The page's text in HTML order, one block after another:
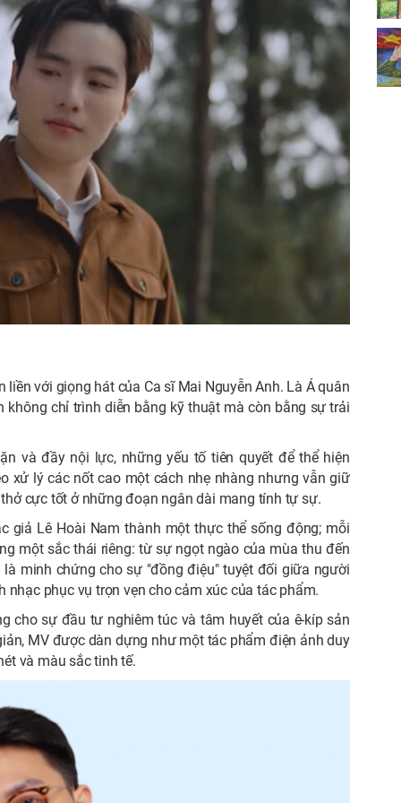
liền với giọng hát của Ca sĩMai Nguyễn Anh. Là Á quân
không chỉ trình diễn bằng kỹ thuật mà còn bằng sự trải
và đầy nội lực, những yếu tố tiên quyết để thể hiện
xử lý các nốt cao một cách nhẹ nhàng nhưng vẫn giữ
cực tốt ở những đoạn ngân dài mang tính tự sự.
giả Lê Hoài Nam thành một thực thể sống động; mỗi
một sắc thái riêng: từ sự ngọt ngào của mùa thu đến
minh chứng cho sự "đồng điệu" tuyệt đối giữa người
phục vụ trọn vẹn cho cảm xúc của tác phẩm.
cho sự đầu tư nghiêm túc và tâm huyết của ê-kíp sản
MV được dàn dựng như một tác phẩm điện ảnh duy
và màu sắc tinh tế.